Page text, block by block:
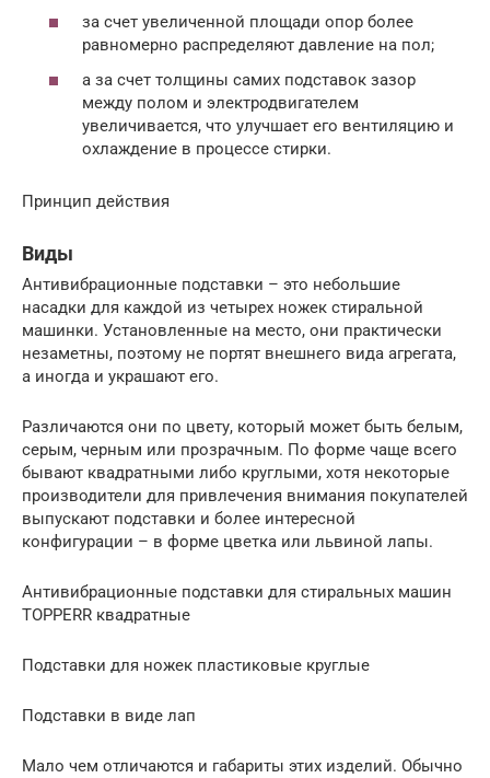
за счет увеличенной площади опор более
равномерно распределяют давление на пол;
а за счет толщины самих подставок зазор
между полом и электродвигателем
увеличивается, что улучшает его вентиляцию и
охлаждение в процессе стирки.
Принцип действия
Виды
Антивибрационные подставки – это небольшие
насадки для каждой из четырех ножек стиральной
машинки. Установленные на место, они практически
незаметны, поэтому не портят внешнего вида агрегата,
а иногда и украшают его.
Различаются они по цвету, который может быть белым,
серым, черным или прозрачным. По форме чаще всего
бывают квадратными либо круглыми, хотя некоторые
производители для привлечения внимания покупателей
выпускают подставки и более интересной
конфигурации – в форме цветка или львиной лапы.
Антивибрационные подставки для стиральных машин
TOPPERR квадратные
Подставки для ножек пластиковые круглые
Подставки в виде лап
Мало чем отличаются и габариты этих изделий. Обычно